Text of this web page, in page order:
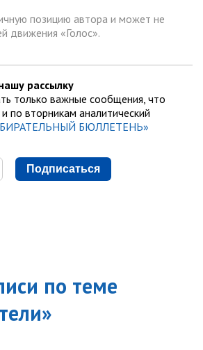
позицию автора и может не
движения «Голос».
рассылку
только важные сообщения, что
и по вторникам аналитический
БЮЛЛЕТЕНЬ»
Подписаться
по теме
»